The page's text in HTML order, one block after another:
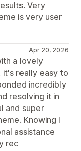
Very
is very user
Apr 20, 2026
a lovely
it's really easy to
incredibly
resolving it in
and super
Knowing I
assistance
rec